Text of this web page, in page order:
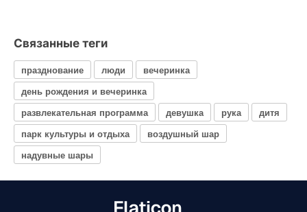
Связанные теги
празднование люди
вечеринка
день рождения и вечеринка
развлекательная программа
девушка рука
дитя
парк культуры и отдыха
воздушный шар
надувные шары